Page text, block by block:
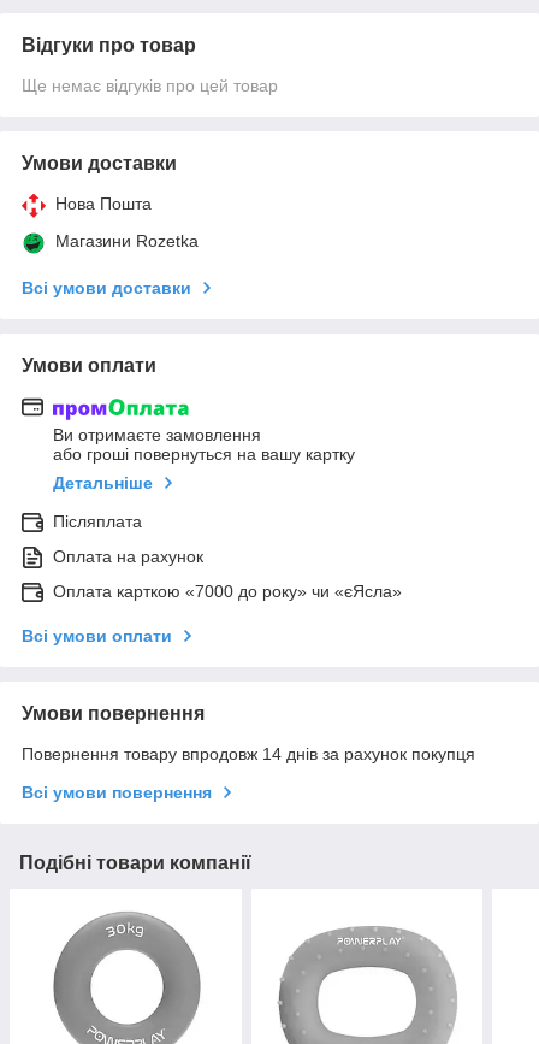
Відгуки про товар
Ще немає відгуків про цей товар
Умови доставки
Нова Пошта
Магазини Rozetka
Всі умови доставки
Умови оплати
Ви отримаєте замовлення
або гроші повернуться на вашу картку
Детальніше
Післяплата
Оплата на рахунок
Оплата карткою «7000 до року» чи «єЯсла»
Всі умови оплати
Умови повернення
Повернення товару впродовж 14 днів за рахунок покупця
Всі умови повернення
Подібні товари компанії